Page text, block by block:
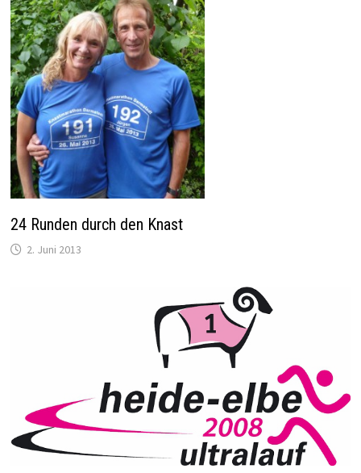
24 Runden durch den Knast
2. Juni 2013